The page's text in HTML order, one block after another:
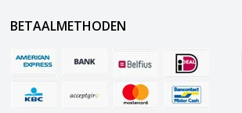
BETAALMETHODEN